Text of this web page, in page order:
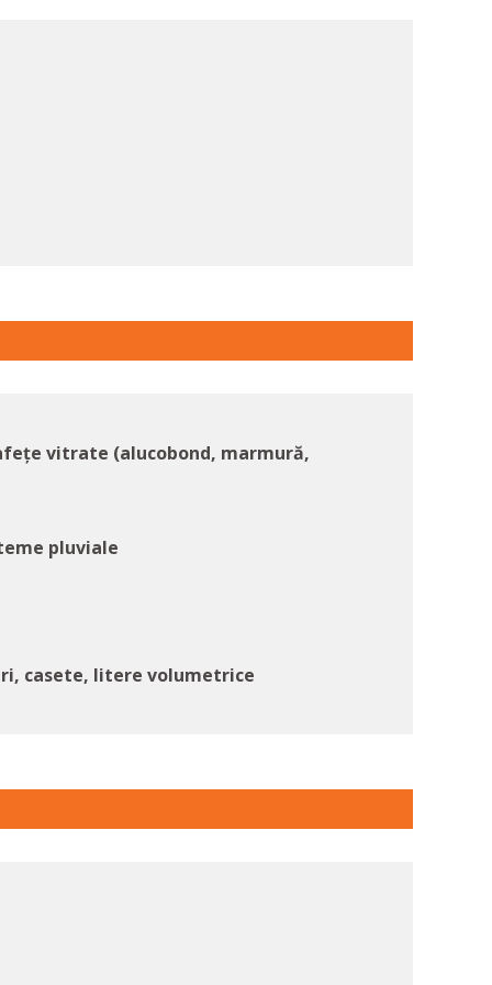
vitrate (alucobond, marmură,
pluviale
casete, litere volumetrice